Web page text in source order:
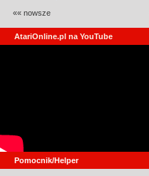
«« nowsze
AtariOnline.pl na YouTube
Pomocnik/Helper